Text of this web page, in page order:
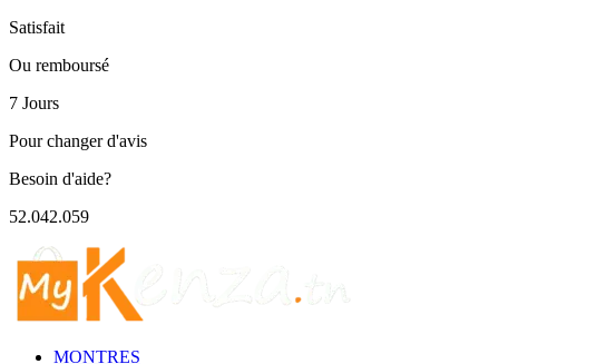
Satisfait
Ou remboursé
7 Jours
Pour changer d'avis
Besoin d'aide?
52.042.059
MONTRES